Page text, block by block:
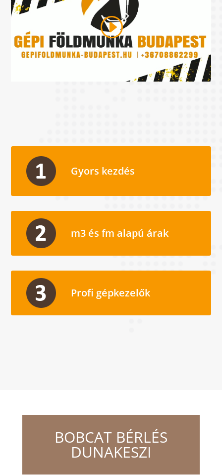
Gyors kezdés
m3 és fm alapú árak
Profi gépkezelők
BOBCAT BÉRLÉS
DUNAKESZI